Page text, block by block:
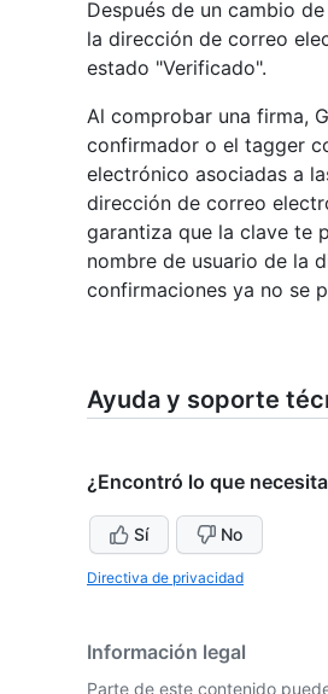
Después de un cambio
la dirección de correo
estado "Verificado".
Al comprobar una firma,
confirmador o el tagger
electrónico asociadas a
dirección de correo
garantiza que la clave te
nombre de usuario de la
confirmaciones ya no se
Ayuda y soporte
¿Encontró lo que
Sí No
Directiva de privacidad
Información legal
Parte de este contenido